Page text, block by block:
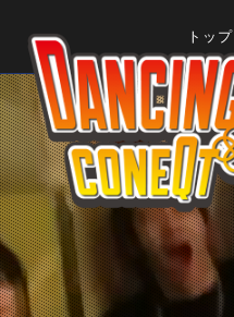
トップ